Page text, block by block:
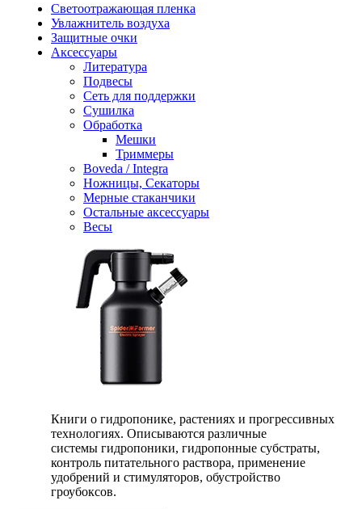
Светоотражающая пленка
Увлажнитель воздуха
Защитные очки
Аксессуары
Литература
Подвесы
Сеть для поддержки
Сушилка
Обработка
Мешки
Триммеры
Boveda / Integra
Ножницы, Секаторы
Мерные стаканчики
Остальные аксессуары
Весы
Книги о гидропонике, растениях и прогрессивных
технологиях. Описываются различные
системы гидропоники, гидропонные субстраты,
контроль питательного раствора, применение
удобрений и стимуляторов, обустройство
гроубоксов.